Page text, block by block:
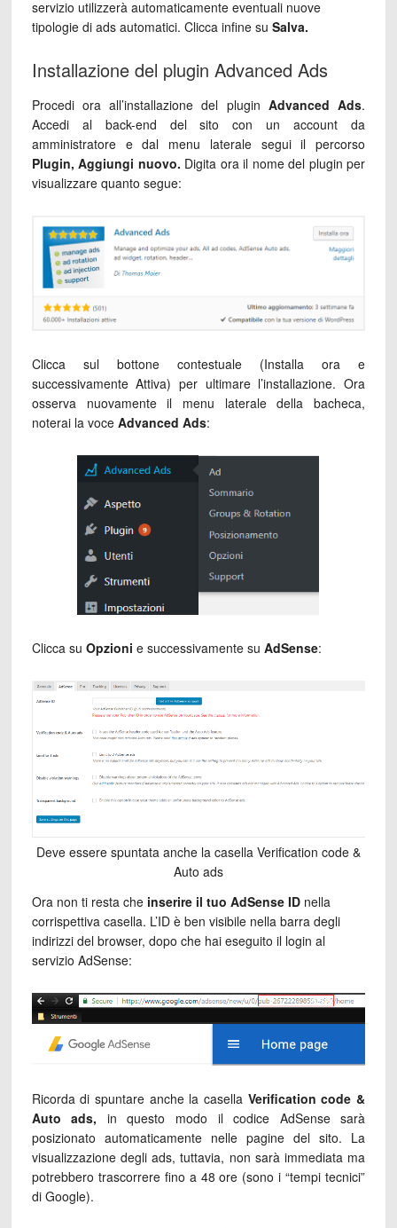
servizio utilizzerà automaticamente eventuali nuove
tipologie di ads automatici. Clicca infine su Salva.
Installazione del plugin Advanced Ads
Procedi ora all’installazione del plugin Advanced Ads.
Accedi al back-end del sito con un account da
amministratore e dal menu laterale segui il percorso
Plugin, Aggiungi nuovo. Digita ora il nome del plugin per
visualizzare quanto segue:
Clicca sul bottone contestuale (Installa ora e
successivamente Attiva) per ultimare l’installazione. Ora
osserva nuovamente il menu laterale della bacheca,
noterai la voce Advanced Ads:
Clicca su Opzioni e successivamente su AdSense:
Deve essere spuntata anche la casella Verification code &
Auto ads
Ora non ti resta cheinserire il tuo AdSense IDnella
corrispettiva casella. L’ID è ben visibile nella barra degli
indirizzi del browser, dopo che hai eseguito il login al
servizio AdSense:
Ricorda di spuntare anche la casella Verification code &
Auto ads, in questo modo il codice AdSense sarà
posizionato automaticamente nelle pagine del sito. La
visualizzazione degli ads, tuttavia, non sarà immediata ma
potrebbero trascorrere fino a 48 ore (sono i “tempi tecnici”
di Google).